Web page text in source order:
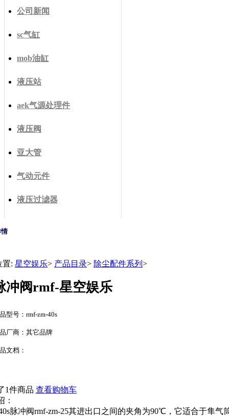
公司新闻
sc气缸
mob油缸
液压站
aek气源处理件
液压阀
亚大管
气动元件
液压过滤器
置: 星空娱乐> 产品目录> 除尘配件系列 >
冲阀rmf-星空娱乐
型号：rmf-zm-40s
厂商：其它品牌
文档：
1件商品 查看购物车
：
脉冲阀rmf-zm-25其进出口之间的夹角为90℃，它适合于隼气